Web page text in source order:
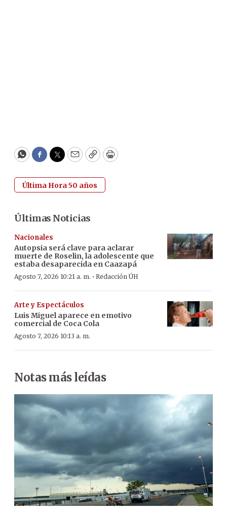
WhatsApp
Facebook
Twitter
EmailCopyPrint
Última Hora 50 años
Últimas Noticias
Nacionales
Autopsia será clave para aclarar
muerte de Roselin, la adolescente que
estaba desaparecida en Caazapá
Agosto 7, 2026 10:21 a. m. · Redacción ÚH
Arte y Espectáculos
Luis Miguel aparece en emotivo
comercial de Coca Cola
Agosto 7, 2026 10:13 a. m.
Notas más leídas